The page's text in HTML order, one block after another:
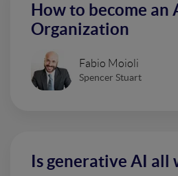
How to become an
Organization
Fabio Moioli
Spencer Stuart
Is generative AI all